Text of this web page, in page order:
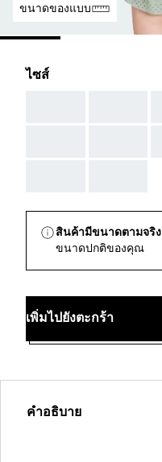
ขนาดของแบบ
ไซส์
สินค้ามีขนาดตามจริง
ขนาดปกติของคุณ
เพิ่มไปยังตะกร้า
คำอธิบาย